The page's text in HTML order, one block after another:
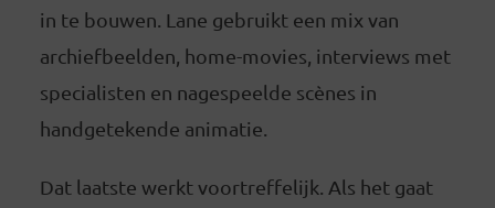
in te bouwen. Lane gebruikt een mix van
archiefbeelden, home-movies, interviews met
specialisten en nagespeelde scènes in
handgetekende animatie.
Dat laatste werkt voortreffelijk. Als het gaat